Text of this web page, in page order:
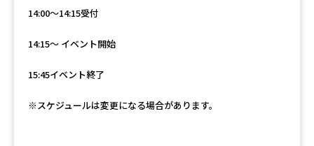
14:00〜14:15受付
14:15〜 イベント開始
15:45イベント終了
※スケジュールは変更になる場合があります。